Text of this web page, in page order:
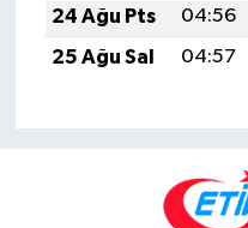
24 Ağu Pts
04:56
25 Ağu Sal
04:57